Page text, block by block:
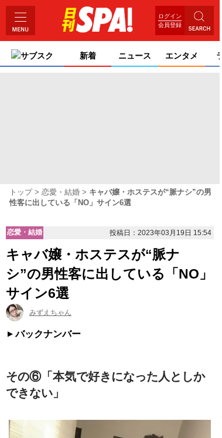
ログイン
会員登録
サブスク 新着 ニュース エンタメ
トップ 恋愛・結婚
キャバ嬢・ホステスが“脈ナシ”の男
性客に出している「NO」サイン6選
恋愛・結婚 投稿日：2023年03月19日 15:54
キャバ嬢・ホステスが“脈ナ
シ”の男性客に出している「NO」
サイン6選
みずえちゃん
バックナンバー
その⑥「本気で好きになった人としか
できない」